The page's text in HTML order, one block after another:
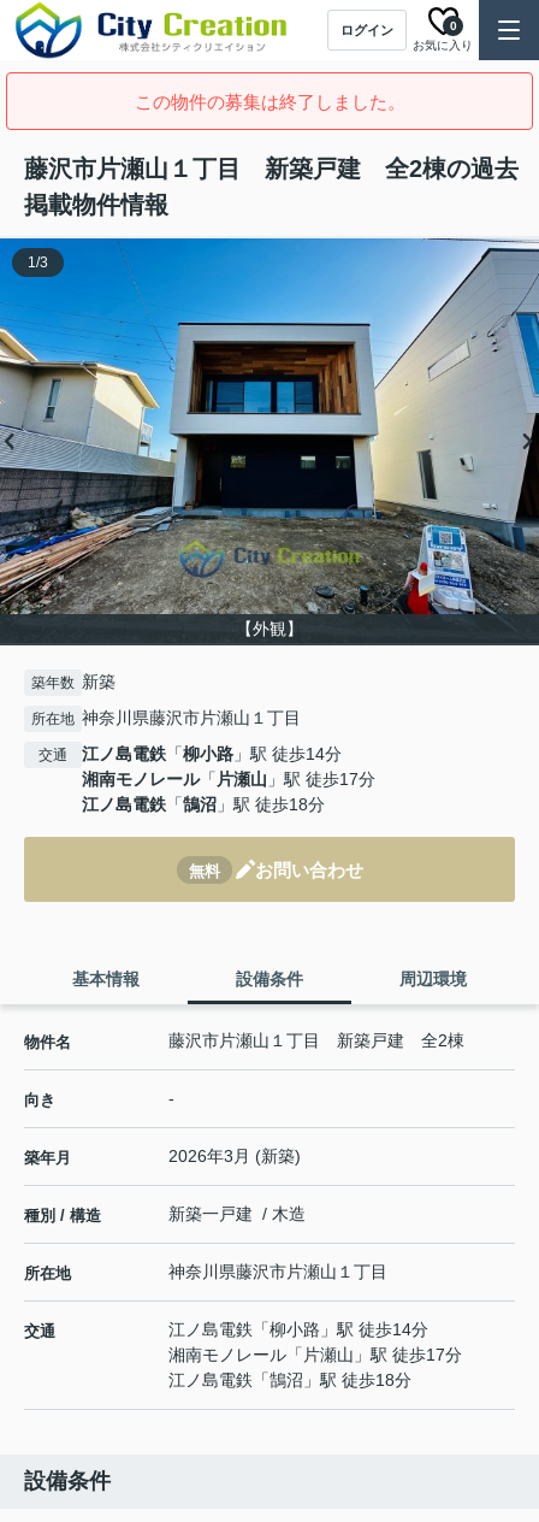
ログイン
お気に入り
0
この物件の募集は終了しました。
藤沢市片瀬山１丁目 新築戸建 全2棟の過去
掲載物件情報
【外観】
1/3
築年数 新築
所在地 神奈川県藤沢市片瀬山１丁目
交通 江ノ島電鉄 「柳小路 」駅 徒歩14分
湘南モノレール「片瀬山 」駅 徒歩17分
江ノ島電鉄 「鵠沼 」駅 徒歩18分
無料 お問い合わせ
基本情報 設備条件 周辺環境
物件名 藤沢市片瀬山１丁目 新築戸建 全2棟
向き -
築年月 2026年3月 (新築)
種別 / 構造 新築一戸建 / 木造
所在地 神奈川県藤沢市片瀬山 １丁目
交通 江ノ島電鉄 「柳小路 」駅 徒歩14分
湘南モノレール 「 片瀬山 」駅 徒歩17分
江ノ島電鉄 「鵠沼 」駅 徒歩18分
設備条件